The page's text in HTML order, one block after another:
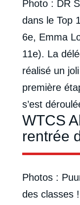
Photo : DR
dans le Top
6e, Emma
11e). La
réalisé un
première
s’est
WTCS
rentrée
Photos :
des classes